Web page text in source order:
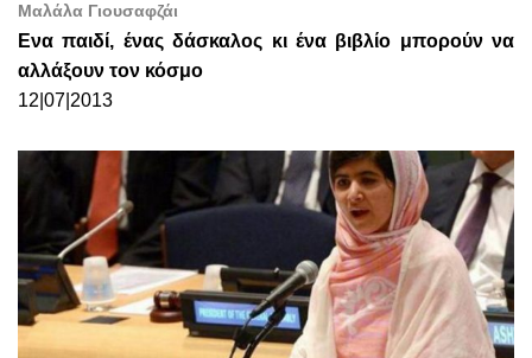
Μαλάλα Γιουσαφζάι
Ενα παιδί, ένας δάσκαλος κι ένα βιβλίο μπορούν να
αλλάξουν τον κόσμο
12|07|2013